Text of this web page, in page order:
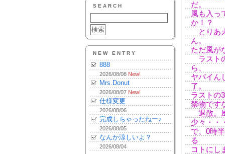
SEARCH
NEW ENTRY
888
2026/08/08 New!
Mrs.Donut
2026/08/07 New!
仕様変更
2026/08/06
完成しちゃったねー♪
2026/08/05
なんか涼しいよ？
2026/08/04
だ。
風も入っ
か！？
とりあ
ん。
ただ風が
ラスト
ら、
ヤバイん
了。
ラストの
禁物です
退散。
少々・・
で、0時
る
コトにし